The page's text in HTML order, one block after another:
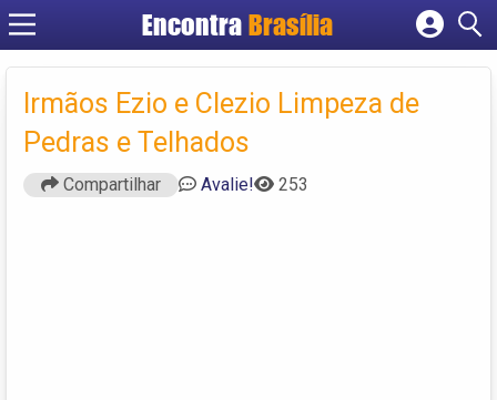
EncontraBrasília
Cadastrar empresa
Criar conta
Irmãos Ezio e Clezio Limpeza de
Pedras e Telhados
Compartilhar Avalie! 253